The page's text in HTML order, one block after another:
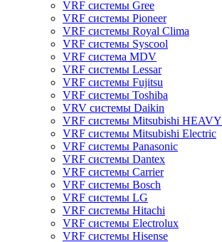
VRF системы Gree
VRF системы Pioneer
VRF системы Royal Clima
VRF системы Syscool
VRF система MDV
VRF системы Lessar
VRF системы Fujitsu
VRF системы Toshiba
VRV системы Daikin
VRF системы Mitsubishi HEAVY
VRF системы Mitsubishi Electric
VRF системы Panasonic
VRF системы Dantex
VRF системы Carrier
VRF системы Bosch
VRF системы LG
VRF системы Hitachi
VRF системы Electrolux
VRF системы Hisense